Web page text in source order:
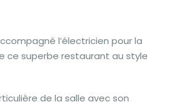
l’électricien pour la
ce superbe restaurant au style
de la salle avec son